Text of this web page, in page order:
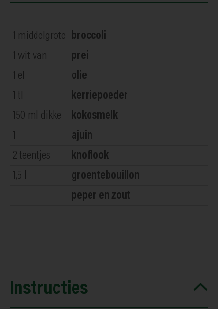
1 middelgrote
broccoli
1 wit van
prei
1 el
olie
1 tl
kerriepoeder
150 ml dikke
kokosmelk
1
ajuin
2 teentjes
knoflook
1,5
groentebouillon
peper en zout
Instructies